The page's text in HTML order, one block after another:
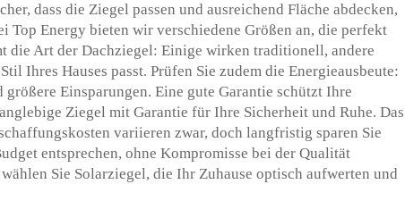
dass die Ziegel passen und ausreichend Fläche abdecken,
Top Energy bieten wir verschiedene Größen an, die perfekt
die Art der Dachziegel: Einige wirken traditionell, andere
Ihres Hauses passt. Prüfen Sie zudem die Energieausbeute:
Einsparungen. Eine gute Garantie schützt Ihre
Ziegel mit Garantie für Ihre Sicherheit und Ruhe. Das
variieren zwar, doch langfristig sparen Sie
entsprechen, ohne Kompromisse bei der Qualität
Sie Solarziegel, die Ihr Zuhause optisch aufwerten und